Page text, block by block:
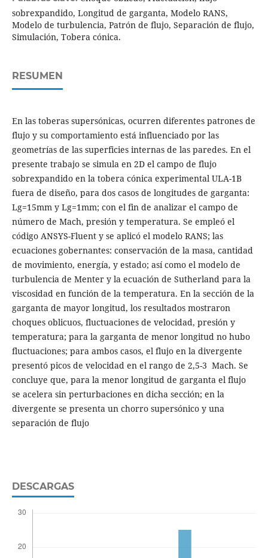
sobrexpandido, Longitud de garganta, Modelo RANS,
Modelo de turbulencia, Patrón de flujo, Separación de flujo,
Simulación, Tobera cónica.
RESUMEN
En las toberas supersónicas, ocurren diferentes patrones de
flujo y su comportamiento está influenciado por las
geometrías de las superficies internas de las paredes. En el
presente trabajo se simula en 2D el campo de flujo
sobrexpandido en la tobera cónica experimental ULA-1B
fuera de diseño, para dos casos de longitudes de garganta:
Lg=15mm y Lg=1mm; con el fin de analizar el campo de
número de Mach, presión y temperatura. Se empleó el
código ANSYS-Fluent y se aplicó el modelo RANS; las
ecuaciones gobernantes: conservación de la masa, cantidad
de movimiento, energía, y estado; así como el modelo de
turbulencia de Menter y la ecuación de Sutherland para la
viscosidad en función de la temperatura. En la sección de la
garganta de mayor longitud, los resultados mostraron
choques oblicuos, fluctuaciones de velocidad, presión y
temperatura; para la garganta de menor longitud no hubo
fluctuaciones; para ambos casos, el flujo en la divergente
presentó picos de velocidad en el rango de 2,5-3 Mach. Se
concluye que, para la menor longitud de garganta el flujo
se acelera sin perturbaciones en dicha sección; en la
divergente se presenta un chorro supersónico y una
separación de flujo
DESCARGAS